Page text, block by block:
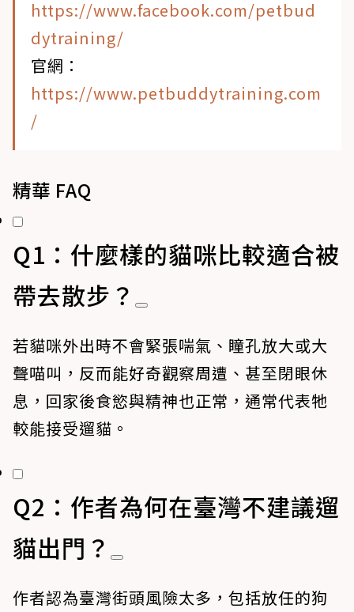
https://www.facebook.com/petbud
dytraining/
官網：
https://www.petbuddytraining.com
/
精華 FAQ
Q1：什麼樣的貓咪比較適合被
帶去散步？
若貓咪外出時不會緊張喘氣、瞳孔放大或大
聲喵叫，反而能好奇觀察周遭、甚至閉眼休
息，回家後食慾與精神也正常，通常代表牠
較能接受遛貓。
Q2：作者為何在臺灣不建議遛
貓出門？
作者認為臺灣街頭風險太多，包括放任的狗